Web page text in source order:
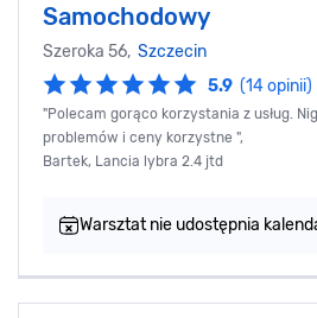
Samochodowy
Szeroka 56, Szczecin
5.9 (14 opinii)
"Polecam gorąco korzystania z usług.
problemów i ceny korzystne ",
Bartek, Lancia lybra 2.4 jtd
Warsztat nie udostępnia